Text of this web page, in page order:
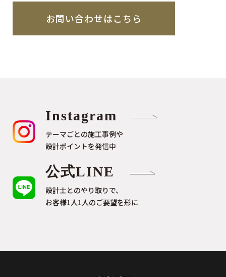
お問い合わせはこちら
Instagram
テーマごとの施工事例や
設計ポイントを発信中
公式LINE
設計士とのやり取りで、
お客様1人1人のご要望を形に